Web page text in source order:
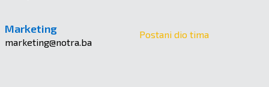
Marketing
marketing@notra.ba
Postani dio tima